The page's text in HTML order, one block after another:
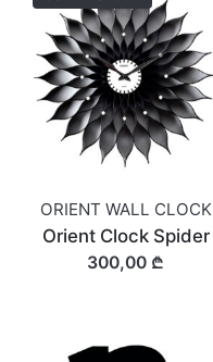
ORIENT WALL CLOCK
Orient Clock Spider
300,00 ₾